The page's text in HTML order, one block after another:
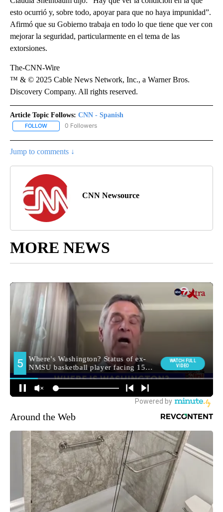
esto ocurrió y, sobre todo, apoyar para que no haya impunidad”.
Afirmó que su Gobierno trabaja en todo lo que tiene que ver con
mejorar la seguridad, particularmente en el tema de las
extorsiones.
The-CNN-Wire
™ & © 2025 Cable News Network, Inc., a Warner Bros.
Discovery Company. All rights reserved.
Article Topic Follows: CNN - Spanish
FOLLOW FOLLOW "CNN - SPANISH" TO RECEIVE NOTIFICATIONS ABOUT
0 Followers
Jump to comments ↓
CNN Newsource
MORE NEWS
Around the Web